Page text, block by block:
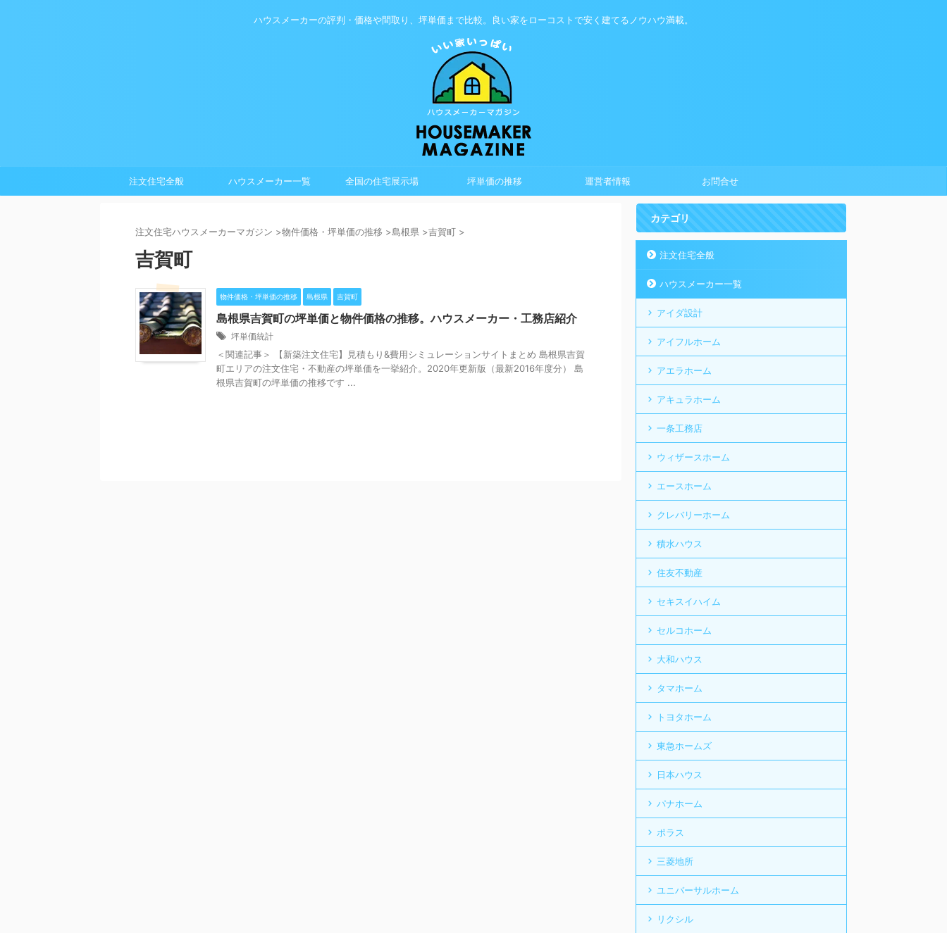
ハウスメーカーの評判・価格や間取り、坪単価まで比較。良い家をローコストで安く建てるノウハウ満載。
注文住宅全般 ハウスメーカー一覧 全国の住宅展示場 坪単価の推移 運営者情報 お問合せ
注⽂住宅ハウスメーカーマガジン >物件価格・坪単価の推移 >島根県 >吉賀町 >
吉賀町
物件価格・坪単価の推移 島根県 吉賀町
島根県吉賀町の坪単価と物件価格の推移。ハウスメーカー・工務店紹介
坪単価統計
＜関連記事＞ 【新築注文住宅】見積もり&費用シミュレーションサイトまとめ 島根県吉賀
町エリアの注文住宅・不動産の坪単価を一挙紹介。2020年更新版（最新2016年度分） 島
根県吉賀町の坪単価の推移です ...
カテゴリ
注文住宅全般
ハウスメーカー一覧
アイダ設計
アイフルホーム
アエラホーム
アキュラホーム
一条工務店
ウィザースホーム
エースホーム
クレバリーホーム
積水ハウス
住友不動産
セキスイハイム
セルコホーム
大和ハウス
タマホーム
トヨタホーム
東急ホームズ
日本ハウス
パナホーム
ポラス
三菱地所
ユニバーサルホーム
リクシル